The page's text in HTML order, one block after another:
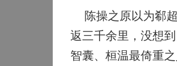
陈操之原以为郗超
返三千余里，没想
智囊、桓温最倚重